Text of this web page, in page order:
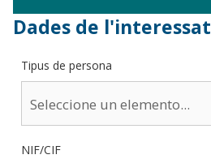
Dades de l'interessat
Tipus de persona
NIF/CIF